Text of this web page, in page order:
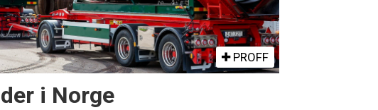
PROFF
i Norge